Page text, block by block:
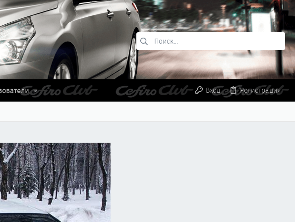
Вход Регистрация